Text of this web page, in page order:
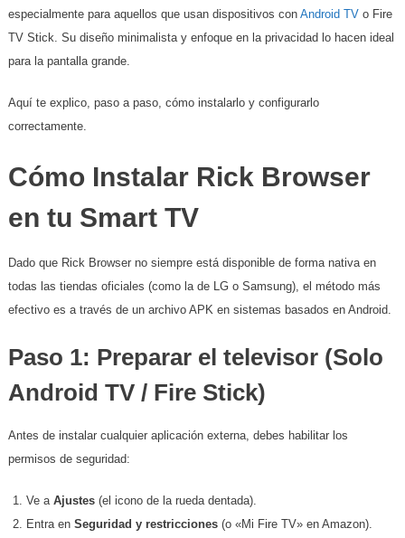
especialmente para aquellos que usan dispositivos con Android TVo Fire
TV Stick. Su diseño minimalista y enfoque en la privacidad lo hacen ideal
para la pantalla grande.
​Aquí te explico, paso a paso, cómo instalarlo y configurarlo
correctamente.
​Cómo Instalar Rick Browser
en tu Smart TV
​Dado que Rick Browser no siempre está disponible de forma nativa en
todas las tiendas oficiales (como la de LG o Samsung), el método más
efectivo es a través de un archivo APK en sistemas basados en Android.
​Paso 1: Preparar el televisor (Solo
Android TV / Fire Stick)
​Antes de instalar cualquier aplicación externa, debes habilitar los
permisos de seguridad:
​Ve a Ajustes(el icono de la rueda dentada).
​Entra en Seguridad y restricciones(o «Mi Fire TV» en Amazon).